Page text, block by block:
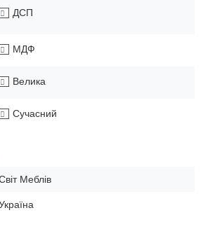
ДСП
МДФ
Велика
Сучасний
Меблів